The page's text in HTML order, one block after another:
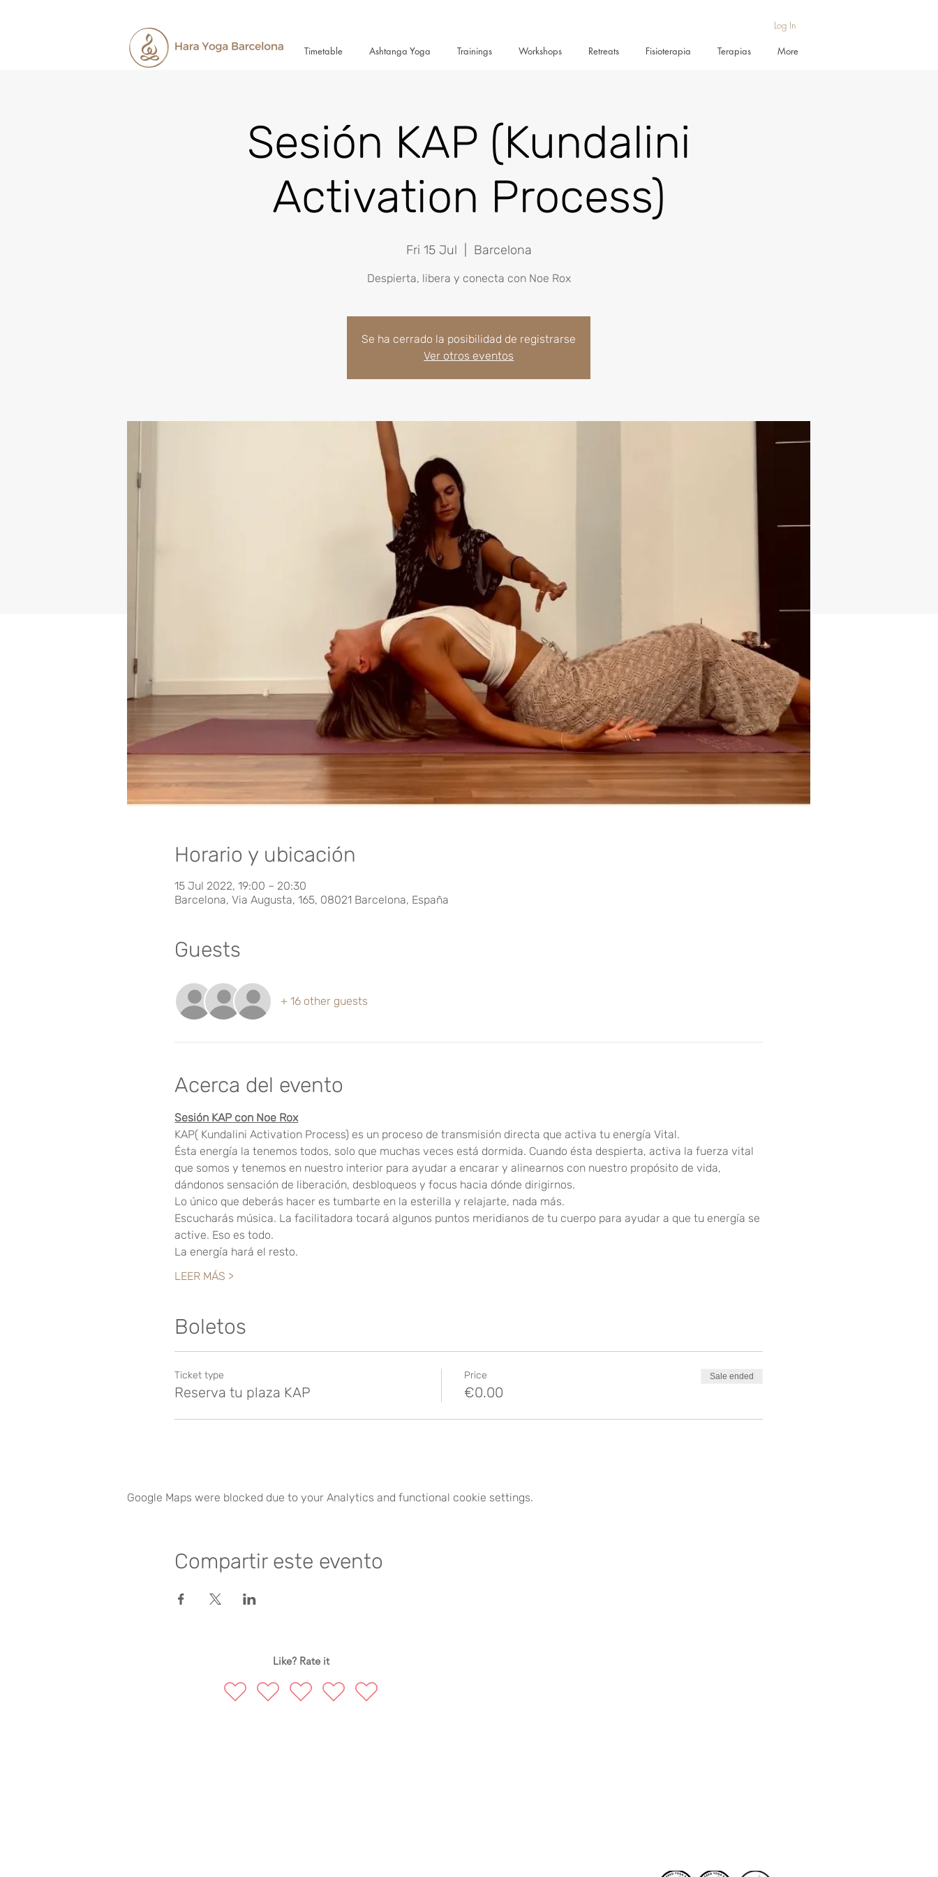
Log In
Timetable Ashtanga Yoga Trainings Workshops Retreats Fisioterapia Terapias More
Sesión KAP (Kundalini
Activation Process)
Fri 15 Jul Barcelona
Despierta, libera y conecta con Noe Rox
Se ha cerrado la posibilidad de registrarse
Ver otros eventos
Horario y ubicación
15 Jul 2022, 19:00 – 20:30
Barcelona, Via Augusta, 165, 08021 Barcelona, España
Guests
+ 16 other guests
Acerca del evento
Sesión KAP con Noe Rox
KAP( Kundalini Activation Process) es un proceso de transmisión directa que activa tu energía Vital.
Ésta energía la tenemos todos, solo que muchas veces está dormida. Cuando ésta despierta, activa la fuerza vital
que somos y tenemos en nuestro interior para ayudar a encarar y alinearnos con nuestro propósito de vida,
dándonos sensación de liberación, desbloqueos y focus hacia dónde dirigirnos.
Lo único que deberás hacer es tumbarte en la esterilla y relajarte, nada más.
Escucharás música. La facilitadora tocará algunos puntos meridianos de tu cuerpo para ayudar a que tu energía se
active. Eso es todo.
La energía hará el resto.
LEER MÁS >
Boletos
Ticket type
Reserva tu plaza KAP
Price
€0.00
Sale ended
Google Maps were blocked due to your Analytics and functional cookie settings.
Compartir este evento
Like? Rate it